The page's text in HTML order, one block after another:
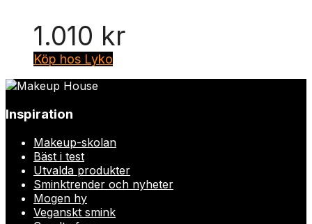
1.010 kr
Köp hos Lyko
Inspiration
Makeup-skolan
Bäst i test
Utvalda produkter
Sminktrender och nyheter
Mogen hy
Veganskt smink